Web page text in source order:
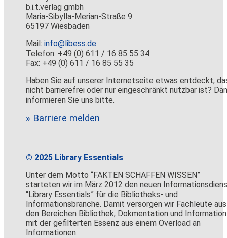
b.i.t.verlag gmbh
Maria-Sibylla-Merian-Straße 9
65197 Wiesbaden
Mail:info@libess.de
Telefon: +49 (0) 611 / 16 85 55 34
Fax: +49 (0) 611 / 16 85 55 35
Haben Sie auf unserer Internetseite etwas entdeckt,
nicht barrierefrei oder nur eingeschränkt nutzbar ist?
informieren Sie uns bitte.
» Barriere melden
© 2025 Library Essentials
Unter dem Motto “FAKTEN SCHAFFEN WISSEN”
starteten wir im März 2012 den neuen
“Library Essentials” für die Bibliotheks- und
Informationsbranche. Damit versorgen wir Fachleute aus
den Bereichen Bibliothek, Dokmentation und Information
mit der gefilterten Essenz aus einem Overload an
Informationen.